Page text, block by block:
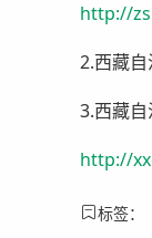
http://
2.西藏
3.西藏
http://
标签：